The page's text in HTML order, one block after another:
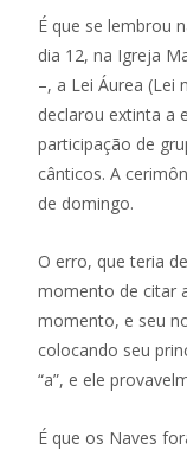
É que se lembrou
dia 12, na Igreja
–, a Lei Áurea (Lei
declarou extinta a
participação de
cânticos. A
de domingo.
O erro, que teria
momento de citar
momento, e seu
colocando seu
“a”, e ele
É que os Naves